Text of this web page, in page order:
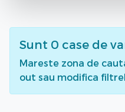
Sunt 0 case de
Mareste zona de
out sau modifica